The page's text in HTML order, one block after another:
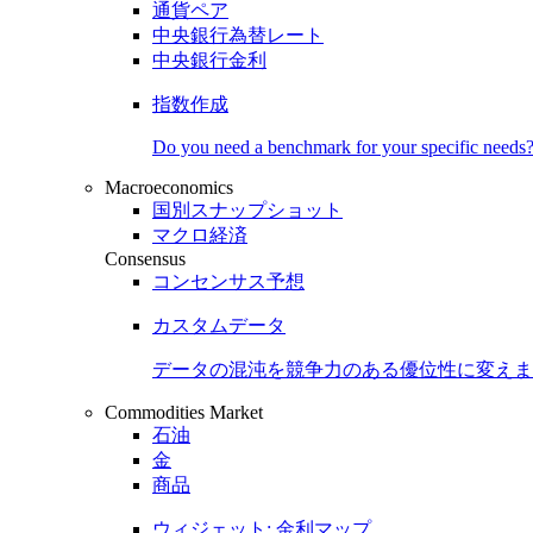
通貨ペア
中央銀行為替レート
中央銀行金利
指数作成
Do you need a benchmark for your specific needs?
Macroeconomics
国別スナップショット
マクロ経済
Consensus
コンセンサス予想
カスタムデータ
データの混沌を競争力のある優位性に変え
Commodities Market
石油
金
商品
ウィジェット: 金利マップ